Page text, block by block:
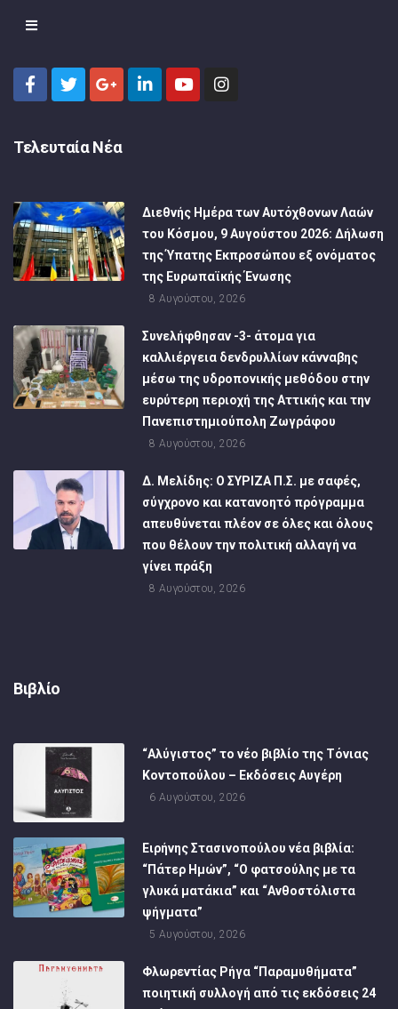
Τελευταία Νέα
Διεθνής Ημέρα των Αυτόχθονων Λαών
του Κόσμου, 9 Αυγούστου 2026: Δήλωση
της Ύπατης Εκπροσώπου εξ ονόματος
της Ευρωπαϊκής Ένωσης
8 Αυγούστου, 2026
Συνελήφθησαν -3- άτομα για
καλλιέργεια δενδρυλλίων κάνναβης
μέσω της υδροπονικής μεθόδου στην
ευρύτερη περιοχή της Αττικής και την
Πανεπιστημιούπολη Ζωγράφου
8 Αυγούστου, 2026
Δ. Μελίδης: Ο ΣΥΡΙΖΑ Π.Σ. με σαφές,
σύγχρονο και κατανοητό πρόγραμμα
απευθύνεται πλέον σε όλες και όλους
που θέλουν την πολιτική αλλαγή να
γίνει πράξη
8 Αυγούστου, 2026
Βιβλίο
“Αλύγιστος” το νέο βιβλίο της Τόνιας
Κοντοπούλου – Εκδόσεις Αυγέρη
6 Αυγούστου, 2026
Ειρήνης Στασινοπούλου νέα βιβλία:
“Πάτερ Ημών”, “Ο φατσούλης με τα
γλυκά ματάκια” και “Ανθοστόλιστα
ψήγματα”
5 Αυγούστου, 2026
Φλωρεντίας Ρήγα “Παραμυθήματα”
ποιητική συλλογή από τις εκδόσεις 24